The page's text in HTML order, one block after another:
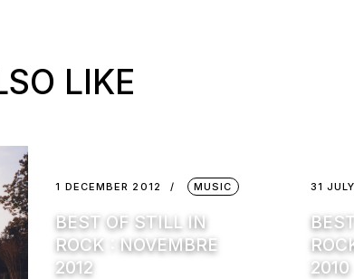
LIKE
1 DECEMBER 2012 MUSIC
BEST OF STILL IN
ROCK : NOVEMBRE
2012
31
2010